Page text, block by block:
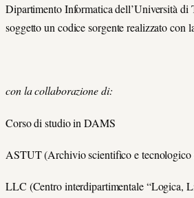
Dipartimento Informatica dell’Università di
soggetto un codice sorgente realizzato con
con la collaborazione di:
Corso di studio in DAMS
ASTUT (Archivio scientifico e tecnologico
LLC (Centro interdipartimentale “Logica,